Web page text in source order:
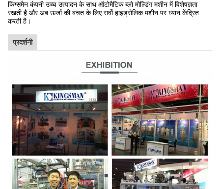
किंग्समैन कंपनी उच्च उत्पादन के साथ ऑटोमैटिक ब्लो मोल्डिंग मशीन में विशेषज्ञता
रखती है और अब ऊर्जा की बचत के लिए सर्वो हाइड्रोलिक मशीन पर ध्यान केंद्रित
करती है।
प्रदर्शनी